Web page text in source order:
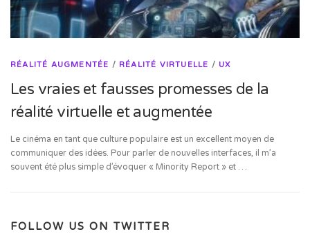
RÉALITÉ AUGMENTÉE / RÉALITÉ VIRTUELLE / UX
Les vraies et fausses promesses de la
réalité virtuelle et augmentée
Le cinéma en tant que culture populaire est un excellent moyen de
communiquer des idées. Pour parler de nouvelles interfaces, il m’a
souvent été plus simple d’évoquer « Minority Report » et …
FOLLOW US ON TWITTER